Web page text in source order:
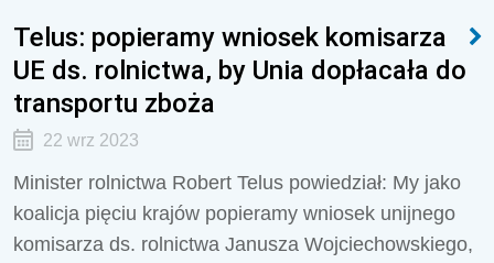
Telus: popieramy wniosek komisarza
UE ds. rolnictwa, by Unia dopłacała do
transportu zboża
22 wrz 2023
Minister rolnictwa Robert Telus powiedział: My jako
koalicja pięciu krajów popieramy wniosek unijnego
komisarza ds. rolnictwa Janusza Wojciechowskiego,